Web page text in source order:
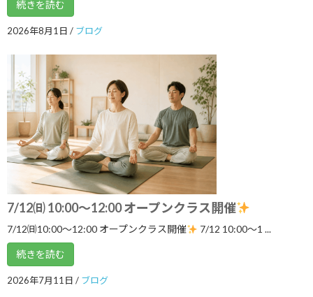
カテゴリー
ブログ
体験談
日記
アーカイブ
2026年8月
2026年7月
2026年6月
続きを読む
2026年8月1日 / ブログ
7/12㈰ 10:00～12:00 オープンクラス開催
7/12㈰10:00～12:00 オープンクラス開催 7/12 10:00〜1 ...
続きを読む
2026年7月11日 / ブログ